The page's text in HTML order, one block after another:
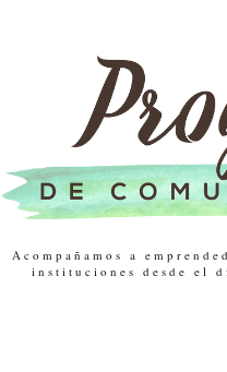
Acompañamos a
instituciones desde el